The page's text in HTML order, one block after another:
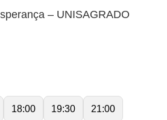
– UNISAGRADO
18:00 19:30 21:00